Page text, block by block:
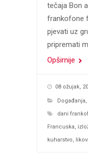
tečaja Bon
frankofone
pjevati uz
pripremati
Opširnije
08 ožujak,
Događanja,
dani
Francuska,
kuharstvo,